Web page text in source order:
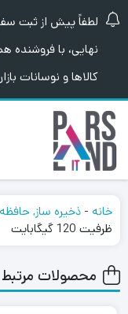
لطفاً پیش از ثبت
نهایی، با فروشنده
کالاها و نوسانات
خانه - ذخیره ساز,
ظرفیت 120 گیگابایت
محصولات مرتبط